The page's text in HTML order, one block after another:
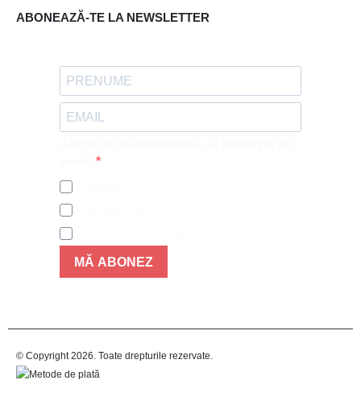
ABONEAZĂ-TE LA NEWSLETTER
MĂ ABONEZ
© Copyright 2026. Toate drepturile rezervate.